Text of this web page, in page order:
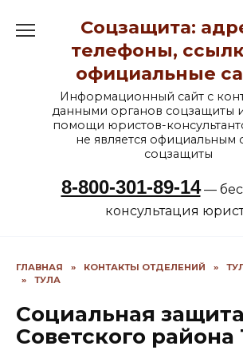
содержанию
Соцзащита:
телефоны,
официальные
Информационный сайт с
данными органов соцзащиты
помощи юристов-
не является официальным
соцзащиты
8-800-301-89-14—
консультация
ГЛАВНАЯ » КОНТАКТЫ ОТДЕЛЕНИЙ »
»
ТУЛА
Социальная защита
Советского района